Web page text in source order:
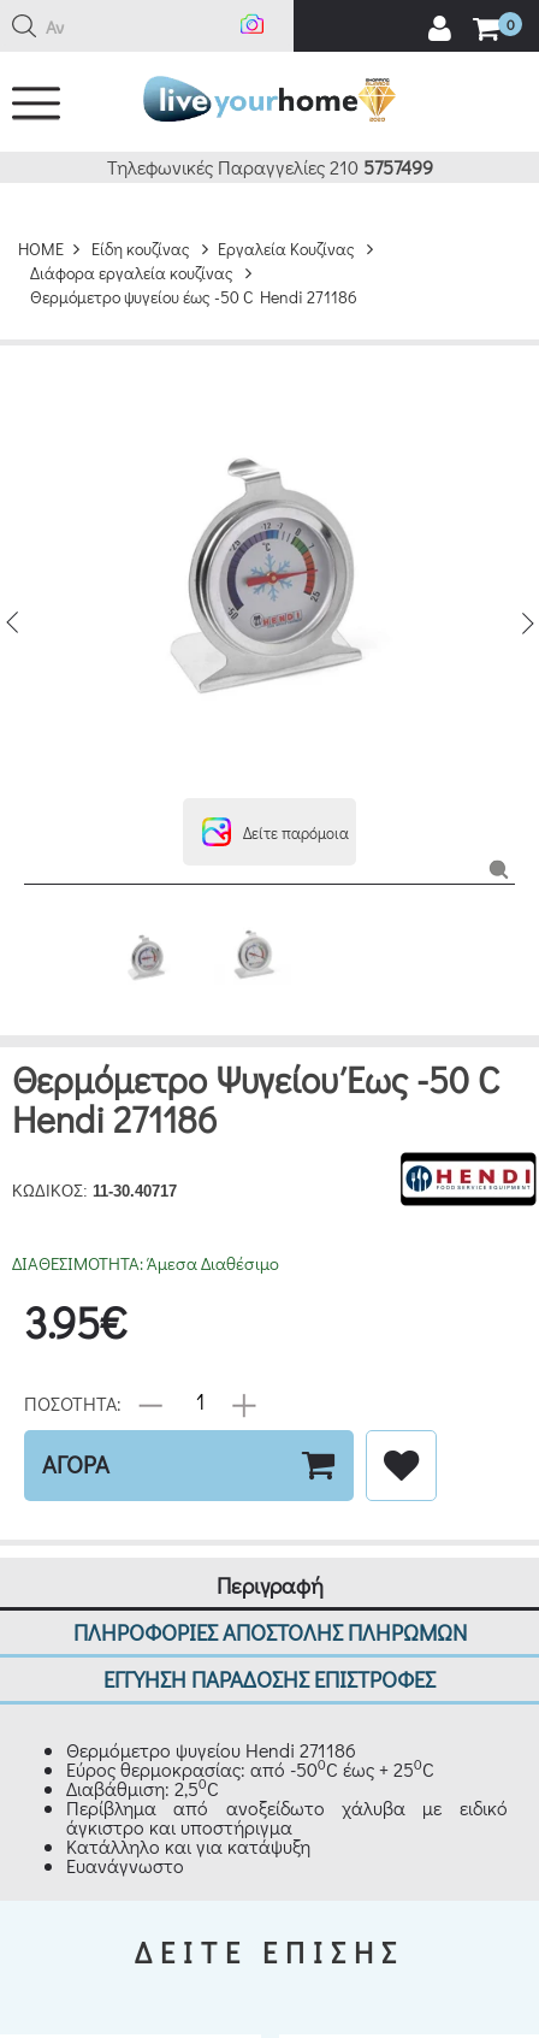
Αναζή 0
Τηλεφωνικές Παραγγελίες 210 5757499
HOME Είδη κουζίνας
Εργαλεία Κουζίνας
Διάφορα εργαλεία κουζίνας
Θερμόμετρο ψυγείου έως -50 C Hendi 271186
Δείτε παρόμοια
Θερμόμετρο Ψυγείου Έως -50 C
Hendi 271186
ΚΩΔΙΚΟΣ: 11-30.40717
ΔΙΑΘΕΣΙΜΟΤΗΤΑ:Άμεσα Διαθέσιμο
3.95€
ΠΟΣΟΤΗΤΑ:
ΑΓΟΡΑ
Περιγραφή
ΠΛΗΡΟΦΟΡΙΕΣ ΑΠΟΣΤΟΛΗΣ ΠΛΗΡΩΜΩΝ
ΕΓΓΥΗΣΗ ΠΑΡΑΔΟΣΗΣ ΕΠΙΣΤΡΟΦΕΣ
Θερμόμετρο ψυγείου Hendi 271186
Εύρος θερμοκρασίας: από -500C έως + 250C
Διαβάθμιση: 2,50C
Περίβλημα από ανοξείδωτο χάλυβα με ειδικό
άγκιστρο και υποστήριγμα
Κατάλληλο και για κατάψυξη
Ευανάγνωστο
ΔΕΙΤΕ ΕΠΙΣΗΣ